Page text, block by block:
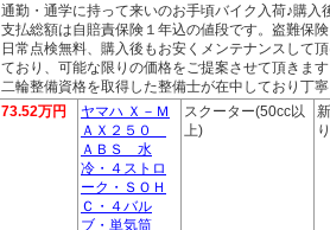
通勤・通学に持って来いのお手頃バイク入荷♪購
支払総額は自賠責保険１年込の値段です。盗難保
日常点検無料、購入後もお安くメンテナンスして
ており、可能な限りの価格をご提案させて頂きま
二輪整備資格を取得した整備士が在中しており丁
73.52万円
ヤマハ Ｘ－Ｍ
ＡＸ２５０
ＡＢＳ 水
冷・４ストロ
ーク・ＳＯＨ
Ｃ・４バル
ブ・単気筒
スクーター(50cc以
上)